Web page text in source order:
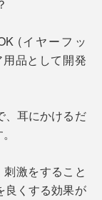
(イヤーフッ
品として開発
、耳にかけるだ
激をすること
良くする効果が